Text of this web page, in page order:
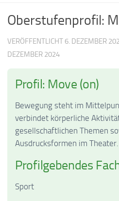
Oberstufenprofil:
VERÖFFENTLICHT 6. DEZEMBER
DEZEMBER 2024
Profil: Move (on)
Bewegung steht im
verbindet körperliche
gesellschaftlichen Themen
Ausdrucksformen im Theater.
Profilgebendes
Sport